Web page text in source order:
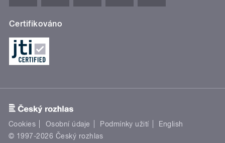
Certifikováno
Cookies Osobní údaje Podmínky užití
English
© 1997-2026 Český rozhlas